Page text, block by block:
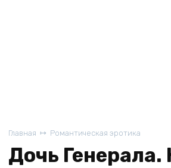
Главная Романтическая эротика
Дочь Генерала.